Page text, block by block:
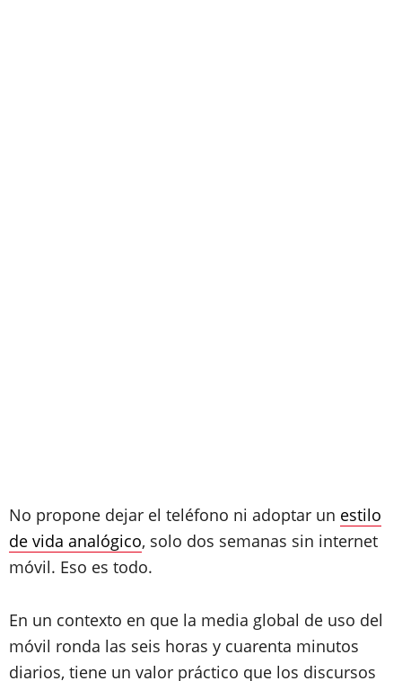
No propone dejar el teléfono ni adoptar un estilo
de vida analógico, solo dos semanas sin internet
móvil. Eso es todo.
En un contexto en que la media global de uso del
móvil ronda las seis horas y cuarenta minutos
diarios, tiene un valor práctico que los discursos